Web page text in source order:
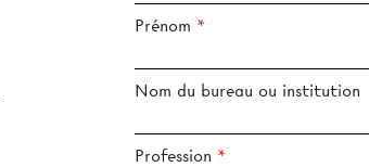
Prénom
Nom du bureau ou institution
Profession